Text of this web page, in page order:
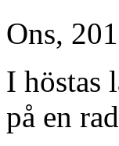
Ons,
I höstas
på en